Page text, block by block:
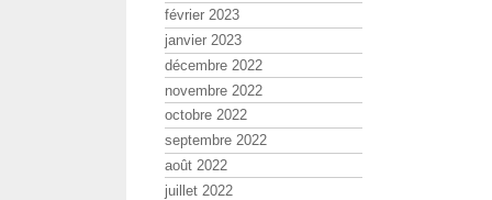
février 2023
janvier 2023
décembre 2022
novembre 2022
octobre 2022
septembre 2022
août 2022
juillet 2022